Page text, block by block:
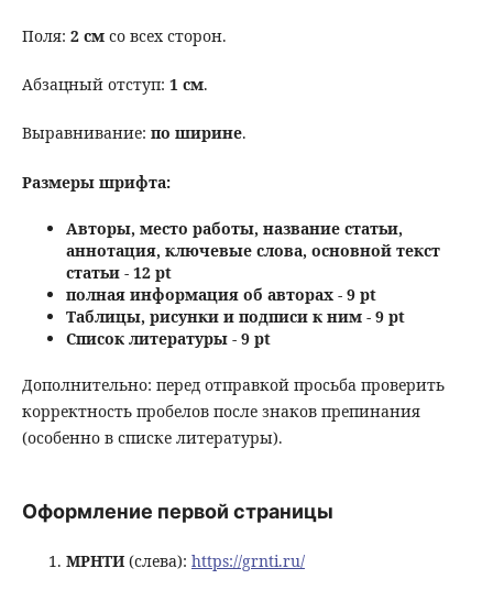
Поля: 2 смсо всех сторон.
Абзацный отступ: 1см.
Выравнивание: по ширине.
Размеры шрифта:
Авторы, место работы, название статьи,
аннотация, ключевые слова, основной текст
статьи - 12 pt
полная информация об авторах - 9 pt
Таблицы, рисунки и подписи к ним - 9 pt
Список литературы - 9 pt
Дополнительно: перед отправкой просьба проверить
корректность пробелов после знаков препинания
(особенно в списке литературы).
Оформление первой страницы
МРНТИ(слева): https://grnti.ru/